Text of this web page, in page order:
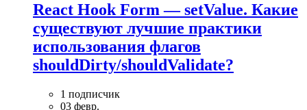
React Hook Form — setValue. Какие
существуют лучшие практики
использования флагов
shouldDirty/shouldValidate?
1 подписчик
03 февр.